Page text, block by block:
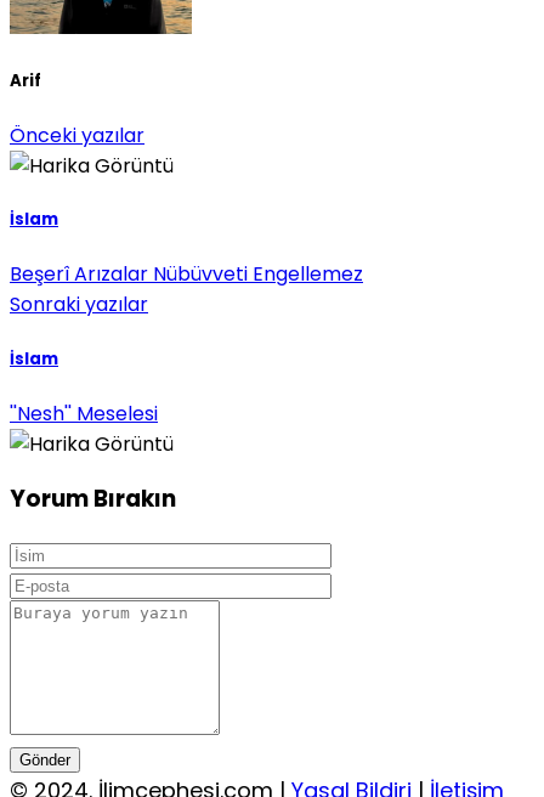
Arif
Önceki yazılar
İslam
Beşerî Arızalar Nübüvveti Engellemez
Sonraki yazılar
İslam
''Nesh'' Meselesi
Yorum Bırakın
Gönder
© 2024. İlimcephesi.com | Yasal Bildiri | İletişim